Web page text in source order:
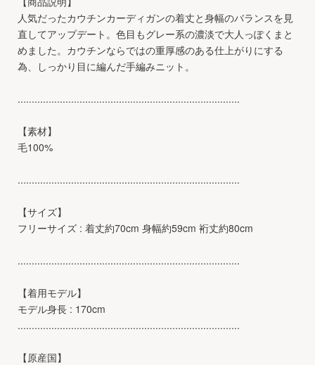
人気だったカウチンカーディガンの着丈と身幅のバランスを見
直してアップデート。色目もグレー系の濃淡で大人っぽくまと
めました。カウチンならではの重厚感のある仕上がりにする
為、しっかり目に編んだ手編みニット。
...............................................................................
【素材】
毛100%
...............................................................................
【サイズ】
フリーサイズ : 着丈約70cm 身幅約59cm 裄丈約80cm
...............................................................................
【着用モデル】
モデル身長 : 170cm
...............................................................................
【原産国】